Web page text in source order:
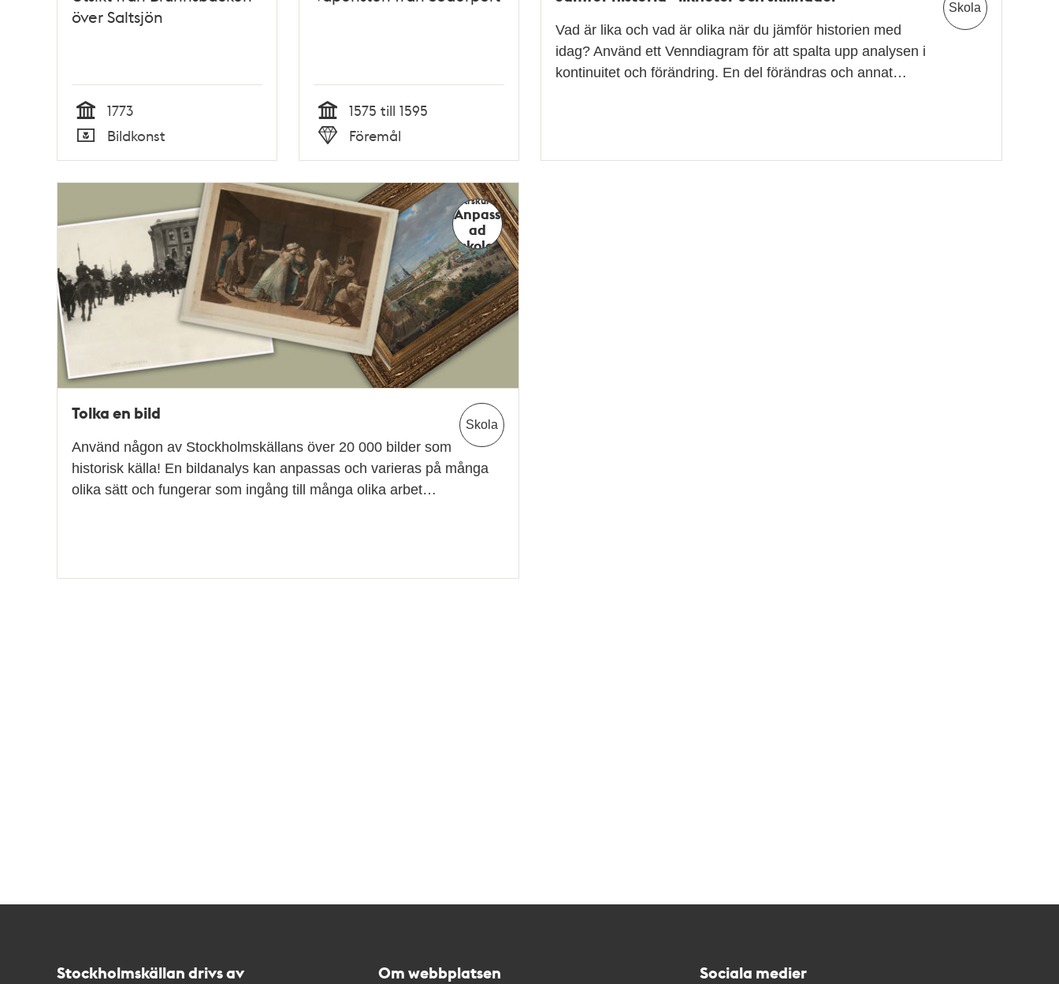
över Saltsjön
Tid
1773
Typ
Bildkonst Tid
1575 till 1595
Typ
Föremål
Skola
Vad är lika och vad är olika när du jämför historien med
idag? Använd ett Venndiagram för att spalta upp analysen i
kontinuitet och förändring. En del förändras och annat…
Årskurs
Anpass
ad
skola
Skola
Tolka en bild
Använd någon av Stockholmskällans över 20 000 bilder som
historisk källa! En bildanalys kan anpassas och varieras på många
olika sätt och fungerar som ingång till många olika arbet…
Stockholmskällan drivs av Om webbplatsen Sociala medier